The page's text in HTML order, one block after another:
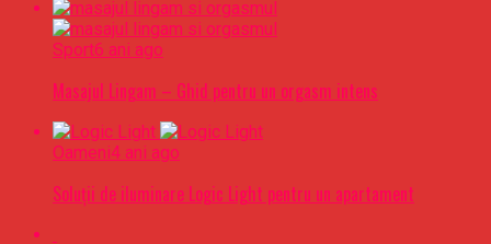
Sport6 ani ago
Masajul Lingam – Ghid pentru un orgasm intens
Oameni4 ani ago
Soluții de iluminare Logic Light pentru un apartament